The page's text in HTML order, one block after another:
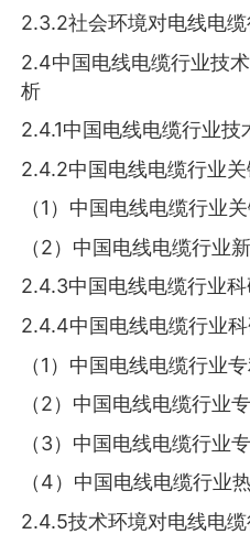
2.3.2社会环境对电线电
2.4中国电线电缆行业技
析
2.4.1中国电线电缆行业技
2.4.2中国电线电缆行业
（1）中国电线电缆行业
（2）中国电线电缆行业
2.4.3中国电线电缆行业
2.4.4中国电线电缆行业
（1）中国电线电缆行业
（2）中国电线电缆行业
（3）中国电线电缆行业
（4）中国电线电缆行业
2.4.5技术环境对电线电